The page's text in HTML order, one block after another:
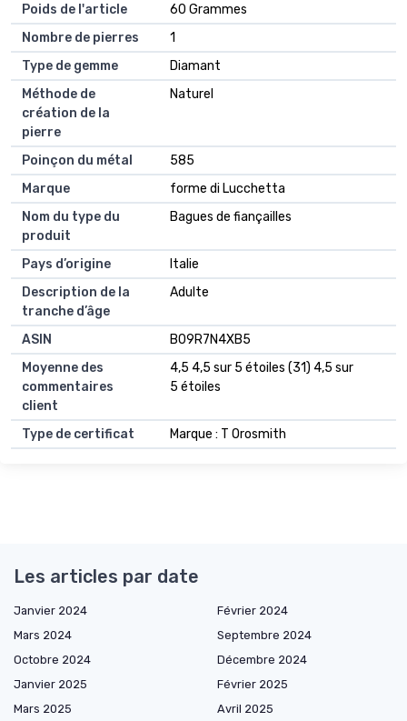
Poids de l'article
60 Grammes
Nombre de pierres
1
Type de gemme
Diamant
Méthode de
création de la
pierre
Naturel
Poinçon du métal
585
Marque
forme di Lucchetta
Nom du type du
produit
Bagues de fiançailles
Pays d’origine
Italie
Description de la
tranche d’âge
Adulte
ASIN
B09R7N4XB5
Moyenne des
commentaires
client
4,5 4,5 sur 5 étoiles (31) 4,5 sur
5 étoiles
Type de certificat Marque : T Orosmith
Les articles par date
Janvier 2024
Février 2024
Mars 2024
Septembre 2024
Octobre 2024
Décembre 2024
Janvier 2025
Février 2025
Mars 2025
Avril 2025